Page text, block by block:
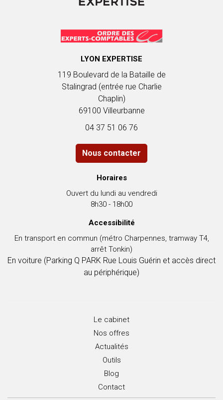
Calcul des frais kilométriques : véhicules automobiles
LYON EXPERTISE
119 Boulevard de la Bataille de
Stalingrad (entrée rue Charlie
Chaplin)
69100 Villeurbanne
04 37 51 06 76
Nous contacter
Horaires
Ouvert du lundi au vendredi
8h30 - 18h00
Accessibilité
En transport en commun (métro Charpennes, tramway T4,
arrêt Tonkin)
En voiture (Parking Q PARK Rue Louis Guérin et accès direct
au périphérique)
Le cabinet
Nos offres
Actualités
Outils
Blog
Contact